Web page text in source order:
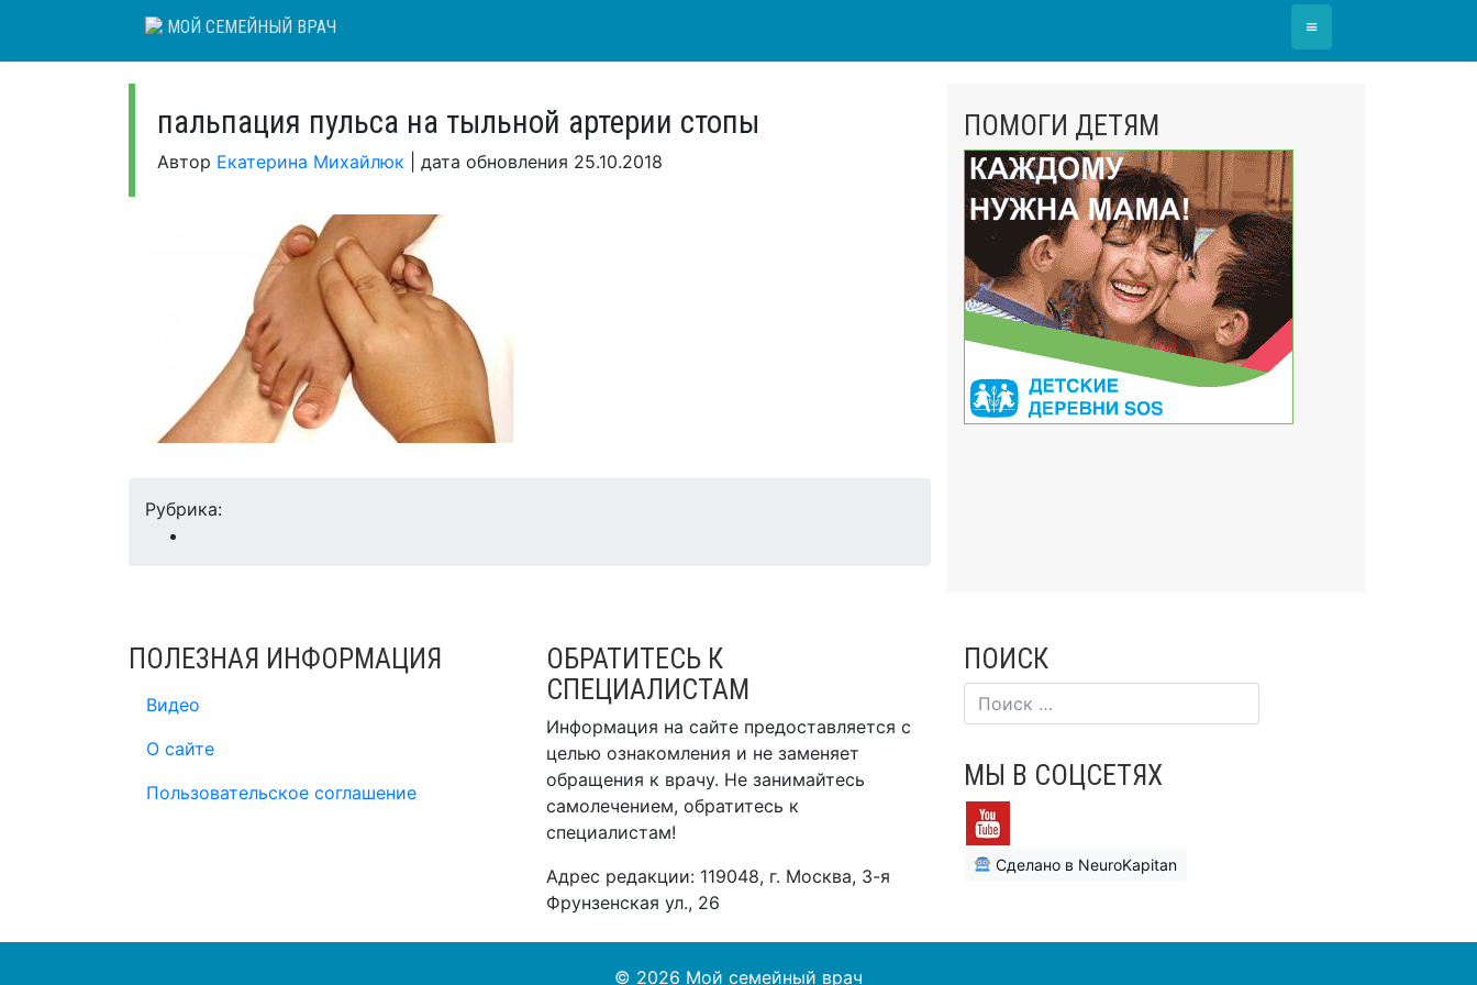
content
МОЙ СЕМЕЙНЫЙ ВРАЧ ≡
пальпация пульса на тыльной артерии стопы
Автор Екатерина Михайлюк дата обновления 25.10.2018
Рубрика:
ПОМОГИ ДЕТЯМ
ПОЛЕЗНАЯ ИНФОРМАЦИЯ
Видео
О сайте
Пользовательское соглашение
ОБРАТИТЕСЬ К
СПЕЦИАЛИСТАМ
Информация на сайте предоставляется с
целью ознакомления и не заменяет
обращения к врачу. Не занимайтесь
самолечением, обратитесь к
специалистам!
Адрес редакции: 119048, г. Москва, 3-я
Фрунзенская ул., 26
ПОИСК
МЫ В СОЦСЕТЯХ
Сделано в NeuroKapitan
© 2026 Мой семейный врач